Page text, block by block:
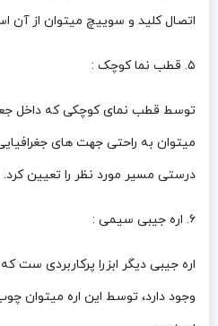
اتصال کلید و سوییچ میتوان از آن
۵. قطب نما کوچک :
میتوان به راحتی جهت های
درستی مسیر مورد نظر را تعیین کرد.
۶. اره جیبی سیمی :
وجود دارد، توسط این اره میتوان